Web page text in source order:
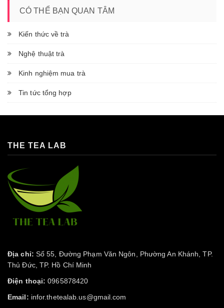
CÓ THỂ BẠN QUAN TÂM
Kiến thức về trà
Nghệ thuật trà
Kinh nghiệm mua trà
Tin tức tổng hợp
THE TEA LAB
Địa chỉ: Số 55, Đường Phạm Văn Ngôn, Phường An Khánh, TP.
Thủ Đức, TP. Hồ Chí Minh
Điện thoại: 0965878420
Email: infor.thetealab.us@gmail.com